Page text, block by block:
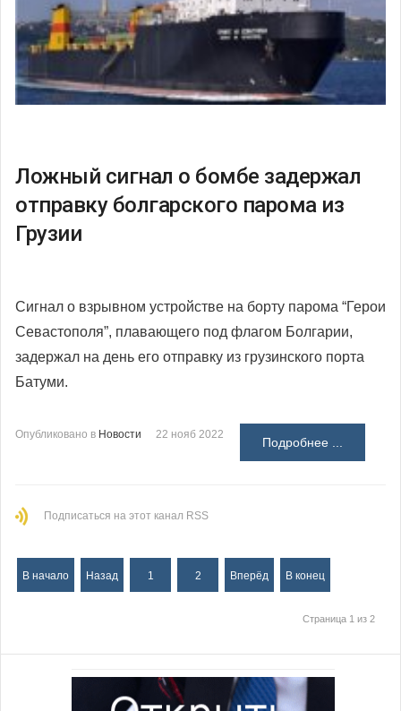
Ложный сигнал о бомбе задержал
отправку болгарского парома из
Грузии
Сигнал о взрывном устройстве на борту парома “Герои
Севастополя”, плавающего под флагом Болгарии,
задержал на день его отправку из грузинского порта
Батуми.
Опубликовано в Новости 22 нояб 2022
Подробнее ...
Подписаться на этот канал RSS
В начало Назад 1 2 Вперёд В конец
Страница 1 из 2